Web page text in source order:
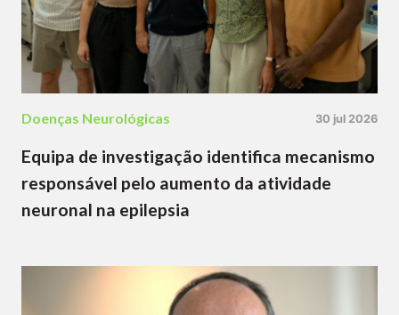
Doenças Neurológicas 30 jul 2026
Equipa de investigação identifica mecanismo
responsável pelo aumento da atividade
neuronal na epilepsia